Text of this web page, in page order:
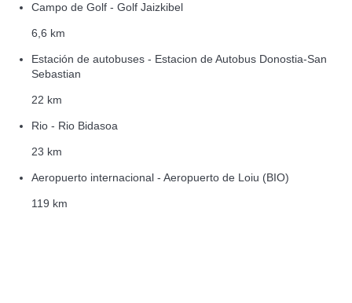
Campo de Golf - Golf Jaizkibel
6,6 km
Estación de autobuses - Estacion de Autobus Donostia-San
Sebastian
22 km
Rio - Rio Bidasoa
23 km
Aeropuerto internacional - Aeropuerto de Loiu (BIO)
119 km